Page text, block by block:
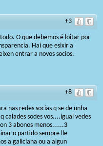
+3
O que debemos é loitar por
Hai que esixir a
entrar a novos socios.
+8
nas redes socias q se de unha
sodes vos....igual vedes
3 abonos menos......3
o partido sempre lle
a galiciana ou a algun